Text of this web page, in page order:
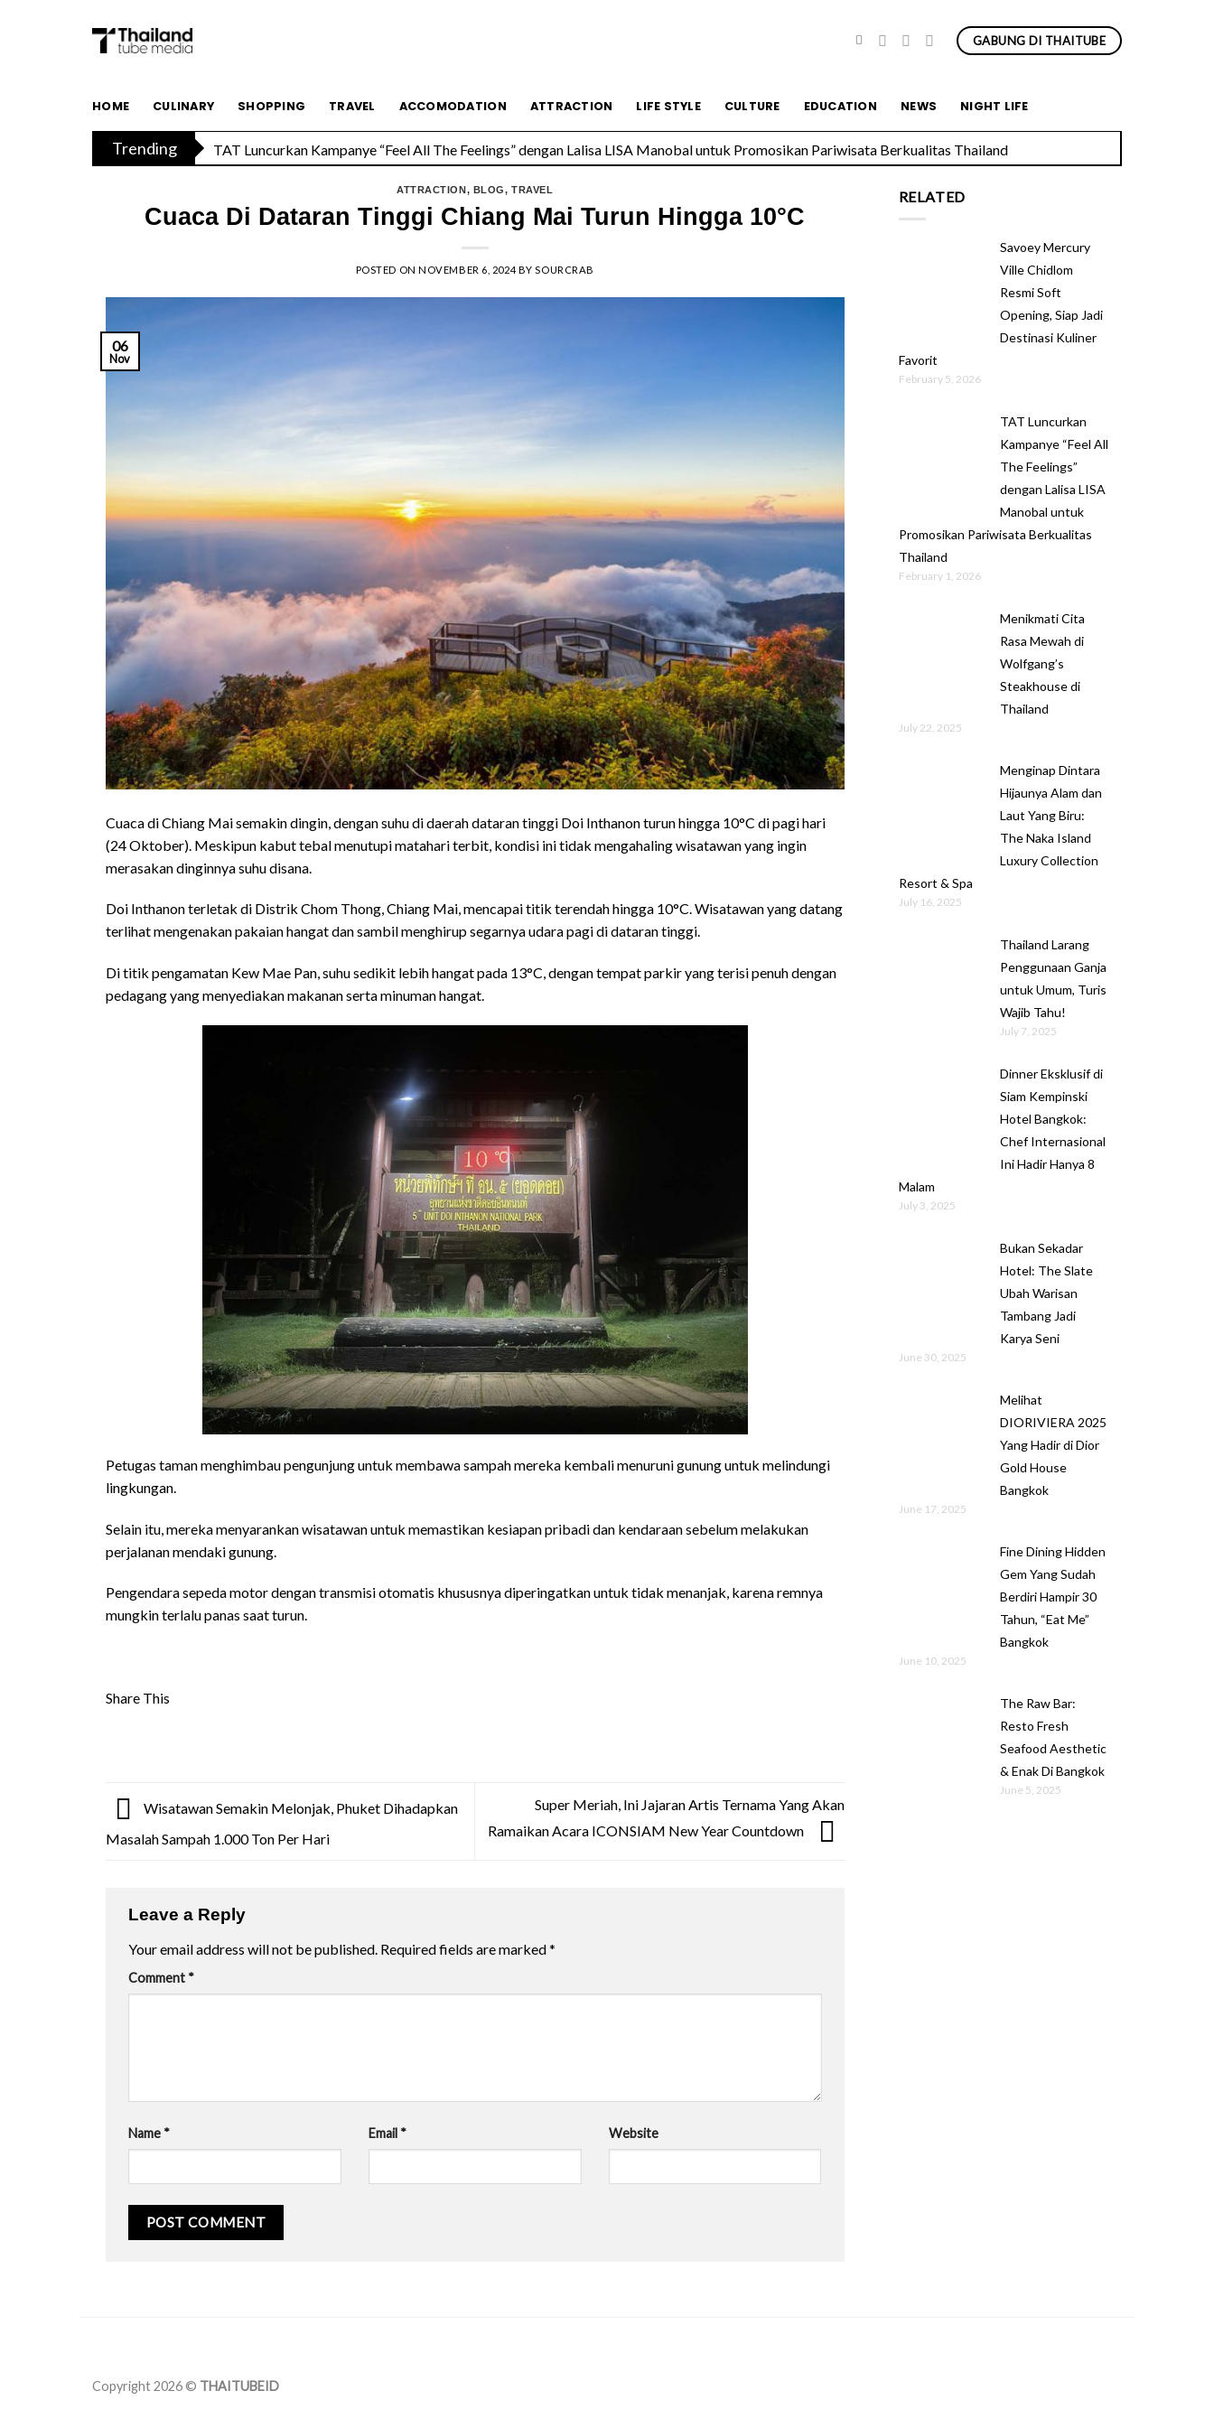
content
GABUNG DI THAITUBE
HOME CULINARY SHOPPING TRAVEL ACCOMODATION ATTRACTION LIFE STYLE CULTURE EDUCATION NEWS NIGHT LIFE
Trending TAT Luncurkan Kampanye “Feel All The Feelings” dengan Lalisa LISA Manobal untuk Promosikan Pariwisata Berkualitas Thailand
ATTRACTION, BLOG,TRAVEL
Cuaca Di Dataran Tinggi Chiang Mai Turun Hingga 10°C
POSTED ONNOVEMBER 6, 2024 BY SOURCRAB
06
Nov
Cuaca di Chiang Mai semakin dingin, dengan suhu di daerah dataran tinggi Doi Inthanon turun hingga 10°C di pagi hari
(24 Oktober). Meskipun kabut tebal menutupi matahari terbit, kondisi ini tidak mengahaling wisatawan yang ingin
merasakan dinginnya suhu disana.
Doi Inthanon terletak di Distrik Chom Thong, Chiang Mai, mencapai titik terendah hingga 10°C. Wisatawan yang datang
terlihat mengenakan pakaian hangat dan sambil menghirup segarnya udara pagi di dataran tinggi.
Di titik pengamatan Kew Mae Pan, suhu sedikit lebih hangat pada 13°C, dengan tempat parkir yang terisi penuh dengan
pedagang yang menyediakan makanan serta minuman hangat.
Petugas taman menghimbau pengunjung untuk membawa sampah mereka kembali menuruni gunung untuk melindungi
lingkungan.
Selain itu, mereka menyarankan wisatawan untuk memastikan kesiapan pribadi dan kendaraan sebelum melakukan
perjalanan mendaki gunung.
Pengendara sepeda motor dengan transmisi otomatis khususnya diperingatkan untuk tidak menanjak, karena remnya
mungkin terlalu panas saat turun.
Share This
Wisatawan Semakin Melonjak, Phuket Dihadapkan
Masalah Sampah 1.000 Ton Per Hari
Super Meriah, Ini Jajaran Artis Ternama Yang Akan
Ramaikan Acara ICONSIAM New Year Countdown
Leave a Reply
Your email address will not be published. Required fields are marked*
Comment *
Name * Email * Website
RELATED
Savoey Mercury
Ville Chidlom
Resmi Soft
Opening, Siap Jadi
Destinasi Kuliner
Favorit
February 5, 2026
TAT Luncurkan
Kampanye “Feel All
The Feelings”
dengan Lalisa LISA
Manobal untuk
Promosikan Pariwisata Berkualitas
Thailand
February 1, 2026
Menikmati Cita
Rasa Mewah di
Wolfgang’s
Steakhouse di
Thailand
July 22, 2025
Menginap Dintara
Hijaunya Alam dan
Laut Yang Biru:
The Naka Island
Luxury Collection
Resort & Spa
July 16, 2025
Thailand Larang
Penggunaan Ganja
untuk Umum, Turis
Wajib Tahu!
July 7, 2025
Dinner Eksklusif di
Siam Kempinski
Hotel Bangkok:
Chef Internasional
Ini Hadir Hanya 8
Malam
July 3, 2025
Bukan Sekadar
Hotel: The Slate
Ubah Warisan
Tambang Jadi
Karya Seni
June 30, 2025
Melihat
DIORIVIERA 2025
Yang Hadir di Dior
Gold House
Bangkok
June 17, 2025
Fine Dining Hidden
Gem Yang Sudah
Berdiri Hampir 30
Tahun, “Eat Me”
Bangkok
June 10, 2025
The Raw Bar:
Resto Fresh
Seafood Aesthetic
& Enak Di Bangkok
June 5, 2025
Copyright 2026 © THAITUBEID